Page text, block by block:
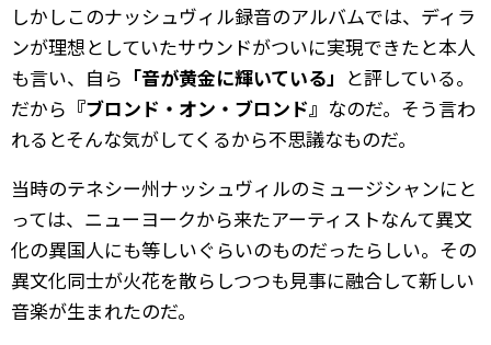
しかしこのナッシュヴィル録音のアルバムでは、ディラ
ンが理想としていたサウンドがついに実現できたと本人
も言い、自ら 「音が黄金に輝いている」 と評している。
だから 『ブロンド・オン・ブロンド』 なのだ。そう言わ
れるとそんな気がしてくるから不思議なものだ。
当時のテネシー州ナッシュヴィルのミュージシャンにと
っては、ニューヨークから来たアーティストなんて異文
化の異国人にも等しいぐらいのものだったらしい。その
異文化同士が火花を散らしつつも見事に融合して新しい
音楽が生まれたのだ。